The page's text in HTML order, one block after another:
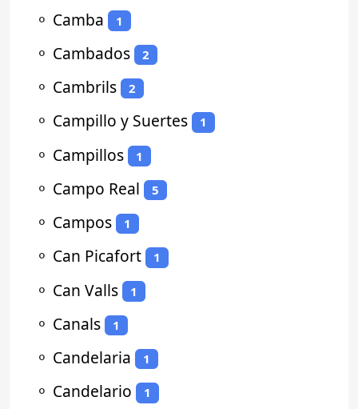
⚬ Camba 1
⚬ Cambados 2
⚬ Cambrils 2
⚬ Campillo y Suertes 1
⚬ Campillos 1
⚬ Campo Real 5
⚬ Campos 1
⚬ Can Picafort 1
⚬ Can Valls 1
⚬ Canals 1
⚬ Candelaria 1
⚬ Candelario 1